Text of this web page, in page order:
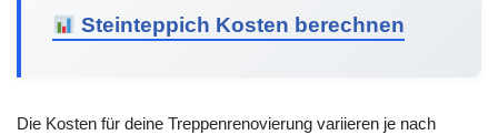
Steinteppich Kosten berechnen
Die Kosten für deine Treppenrenovierung variieren je nach